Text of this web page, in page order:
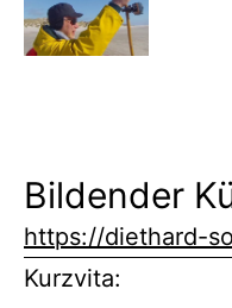
Bildender
https://diethard-
Kurzvita: